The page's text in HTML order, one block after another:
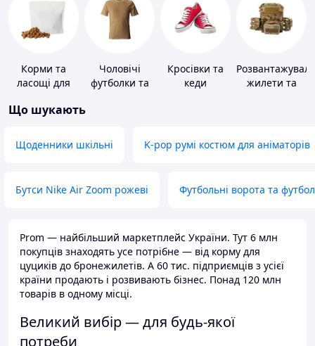
Корми та
ласощі для
тварин і
Чоловічі
футболки та
Кросівки та
кеди
жилети та
Що шукають
Щоденники шкільні K-pop румі костюм для аніматорів
Бутси Nike Air Zoom рожеві Футбольні ворота та
Prom — найбільший маркетплейс України. Тут 6 млн
покупців знаходять усе потрібне — від корму для
цуциків до бронежилетів. А 60 тис. підприємців з усієї
країни продають і розвивають бізнес. Понад 120 млн
товарів в одному місці.
Великий вибір — для будь-якої
потреби